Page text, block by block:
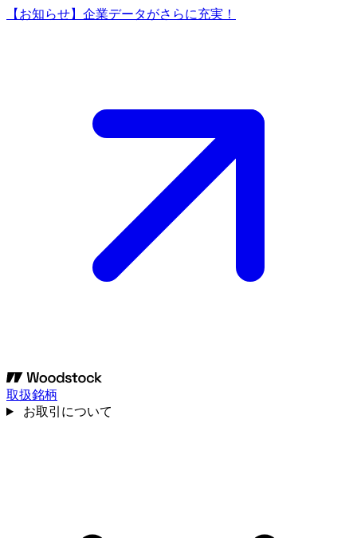
【お知らせ】企業データがさらに充実！
取扱銘柄
お取引について